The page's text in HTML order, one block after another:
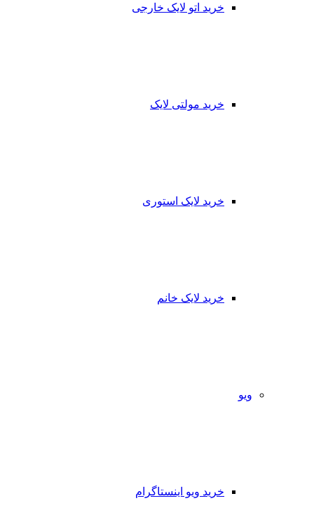
خرید اتو لایک خارجی
خرید مولتی لایک
خرید لایک استوری
خرید لایک خانم
ویو
خرید ویو اینستاگرام